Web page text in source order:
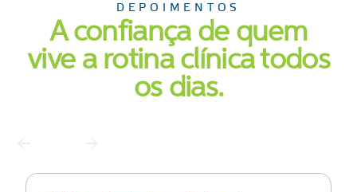
DEPOIMENTOS
A confiança de quem
vive a rotina clínica todos
os dias.